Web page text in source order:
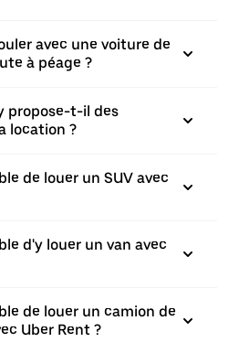
avec une voiture de
à péage ?
propose-t-il des
location ?
de louer un SUV avec
d'y louer un van avec
de louer un camion de
Uber Rent ?